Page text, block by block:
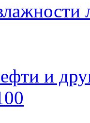
и